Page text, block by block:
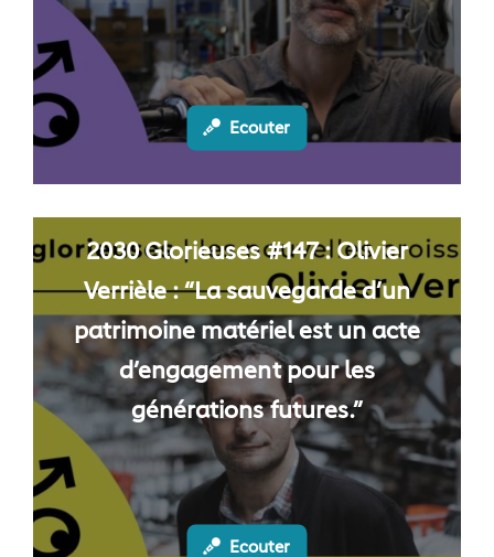
Ecouter
2030 Glorieuses #147 : Olivier
Verrièle : “La sauvegarde d’un
patrimoine matériel est un acte
d’engagement pour les
générations futures.”
Ecouter